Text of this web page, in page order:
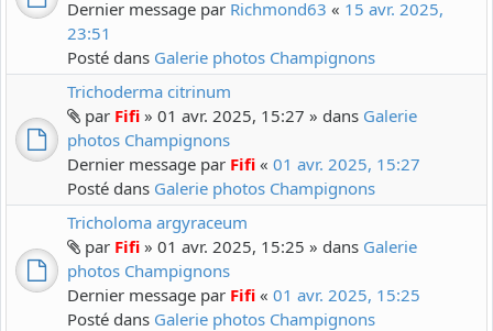
Dernier message par Richmond63 « 15 avr. 2025,
23:51
Posté dans Galerie photos Champignons
Trichoderma citrinum
par Fifi » 01 avr. 2025, 15:27 » dans Galerie
photos Champignons
Dernier message par Fifi « 01 avr. 2025, 15:27
Posté dans Galerie photos Champignons
Tricholoma argyraceum
par Fifi » 01 avr. 2025, 15:25 » dans Galerie
photos Champignons
Dernier message par Fifi « 01 avr. 2025, 15:25
Posté dans Galerie photos Champignons